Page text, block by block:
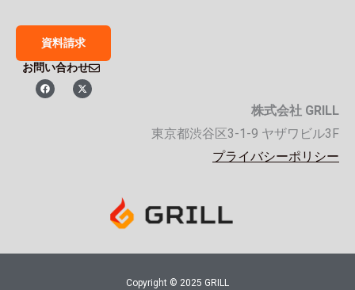
資料請求
お問い合わせ
F
a
c
X
-
t
株式会社 GRILL
東京都渋谷区3-1-9 ヤザワビル3F
プライバシーポリシー
Copyright © 2025 GRILL